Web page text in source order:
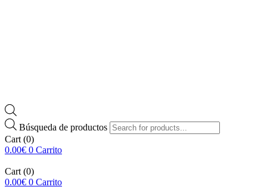
Búsqueda de productos
Cart (0)
0.00€ 0 Carrito
Cart (0)
0.00€ 0 Carrito